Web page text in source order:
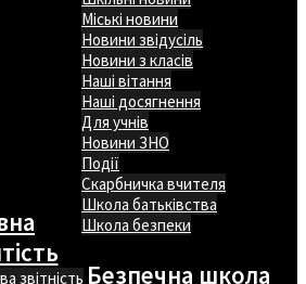
Міські новини
Новини звідусіль
Новини з класів
Наші вітання
Наші досягнення
Для учнів
Новини ЗНО
Події
Скарбничка вчителя
Школа батьківства
Школа безпеки
звітність Безпечна школа